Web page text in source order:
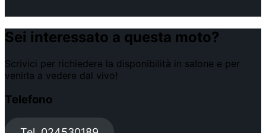
Sei interessato a questa moto?
Scrivici per richiedere la disponibilità in salone e per
venirla a vedere dal vivo!
Telefono